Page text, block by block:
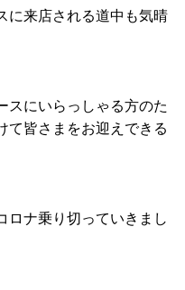
に来店される道中も気晴
スにいらっしゃる方のた
て皆さまをお迎えできる
ロナ乗り切っていきまし